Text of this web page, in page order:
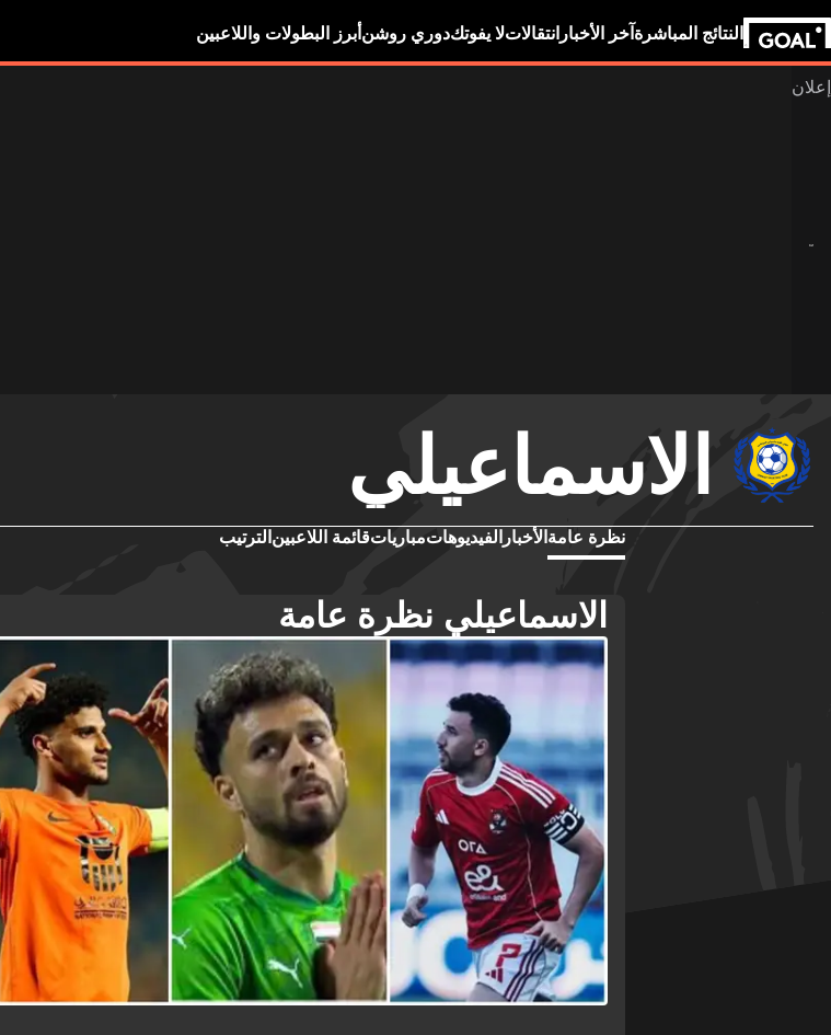
النتائج المباشرة آخر الأخبار انتقالاتلا يفوتكدوري روشن أبرز البطولات واللاعبين
الاسماعيلي
نظرة عامة الأخبار الفيديوهاتمبارياتقائمة اللاعبين الترتيب
الاسماعيلي نظرة عامة